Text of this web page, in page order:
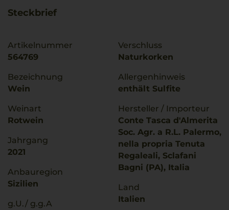
Steckbrief
Artikelnummer
564769
Bezeichnung
Wein
Weinart
Rotwein
Jahrgang
2021
Anbauregion
Sizilien
g.U./ g.g.A
Verschluss
Naturkorken
Allergenhinweis
enthält Sulfite
Hersteller / Importeur
Conte Tasca d'Almerita
Soc. Agr. a R.L. Palermo,
nella propria Tenuta
Regaleali, Sclafani
Bagni (PA), Italia
Land
Italien